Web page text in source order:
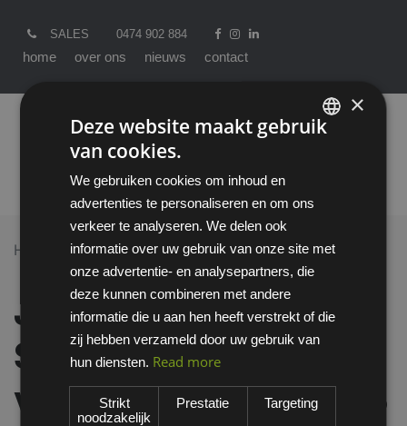
SALES 0474 902 884
home over ons nieuws contact
Home >All Products
Jallatte Jaldynam SAS veiligheidsschoen S3
Jallatte Jaldynam
SAS
veiligheidsschoen S3
×
Deze website maakt gebruik
van cookies.
We gebruiken cookies om inhoud en
advertenties te personaliseren en om ons
verkeer te analyseren. We delen ook
informatie over uw gebruik van onze site met
onze advertentie- en analysepartners, die
deze kunnen combineren met andere
informatie die u aan hen heeft verstrekt of die
zij hebben verzameld door uw gebruik van
hun diensten. Read more
Strikt
noodzakelijk
Prestatie Targeting